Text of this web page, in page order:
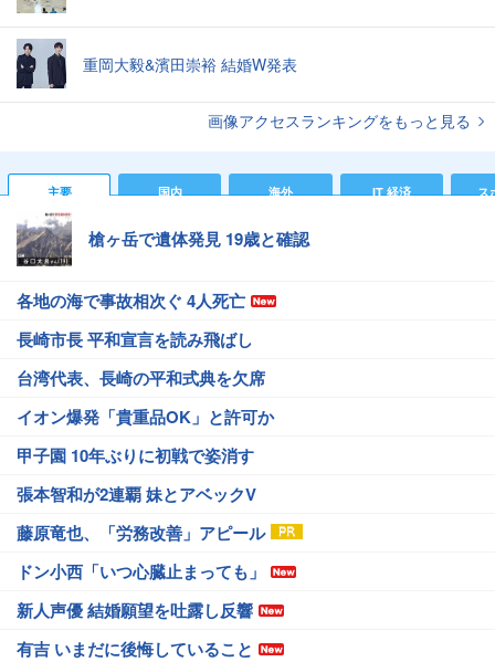
重岡大毅&濱田崇裕 結婚W発表
画像アクセスランキングをもっと見る
主要 国内 海外 IT 経済 ス
槍ヶ岳で遺体発見 19歳と確認
各地の海で事故相次ぐ 4人死亡
長崎市長 平和宣言を読み飛ばし
台湾代表、長崎の平和式典を欠席
イオン爆発「貴重品OK」と許可か
甲子園 10年ぶりに初戦で姿消す
張本智和が2連覇 妹とアベックV
藤原竜也、「労務改善」アピール
ドン小西「いつ心臓止まっても」
新人声優 結婚願望を吐露し反響
有吉 いまだに後悔していること